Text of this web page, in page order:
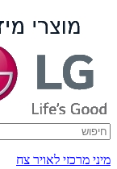
מיני מרכזי לאויר צח